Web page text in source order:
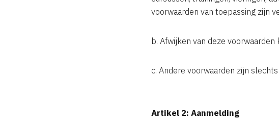
voorwaarden van toepassing zijn
b. Afwijken van deze
c. Andere voorwaarden zijn
Artikel 2: Aanmelding